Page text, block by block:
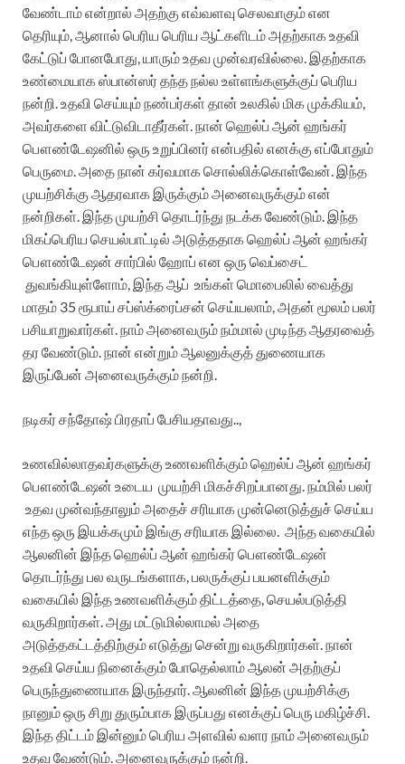
வேண்டாம் என்றால் அதற்கு எவ்வளவு செலவாகும் என
தெரியும், ஆனால் பெரிய பெரிய ஆட்களிடம் அதற்காக உதவி
கேட்டுப் போனபோது, யாரும் உதவ முன்வரவில்லை. இதற்காக
உண்மையாக ஸ்பான்ஸர் தந்த நல்ல உள்ளங்களுக்குப் பெரிய
நன்றி. உதவி செய்யும் நண்பர்கள் தான் உலகில் மிக முக்கியம்,
அவர்களை விட்டுவிடாதீர்கள். நான் ஹெல்ப் ஆன் ஹங்கர்
பௌண்டேஷனில் ஒரு உறுப்பினர் என்பதில் எனக்கு எப்போதும்
பெருமை. அதை நான் கர்வமாக சொல்லிக்கொள்வேன். இந்த
முயற்சிக்கு ஆதரவாக இருக்கும் அனைவருக்கும் என்
நன்றிகள். இந்த முயற்சி தொடர்ந்து நடக்க வேண்டும். இந்த
மிகப்பெரிய செயல்பாட்டில் அடுத்ததாக ஹெல்ப் ஆன் ஹங்கர்
பௌண்டேஷன் சார்பில் ஹோப் என ஒரு வெப்சைட்
துவங்கியுள்ளோம், இந்த ஆப் உங்கள் மொபைலில் வைத்து
மாதம் 35 ரூபாய் சப்ஸ்க்ரைப்சன் செய்யலாம், அதன் மூலம் பலர்
பசியாறுவார்கள். நாம் அனைவரும் நம்மால் முடிந்த ஆதரவைத்
தர வேண்டும். நான் என்றும் ஆலனுக்குத் துணையாக
இருப்பேன் அனைவருக்கும் நன்றி.
நடிகர் சந்தோஷ் பிரதாப் பேசியதாவது..,
உணவில்லாதவர்களுக்கு உணவளிக்கும் ஹெல்ப் ஆன் ஹங்கர்
பௌண்டேஷன் உடைய முயற்சி மிகச்சிறப்பானது. நம்மில் பலர்
உதவ முன்வந்தாலும் அதைச் சரியாக முன்னெடுத்துச் செய்ய
எந்த ஒரு இயக்கமும் இங்கு சரியாக இல்லை. அந்த வகையில்
ஆலனின் இந்த ஹெல்ப் ஆன் ஹங்கர் பௌண்டேஷன்
தொடர்ந்து பல வருடங்களாக, பலருக்குப் பயனளிக்கும்
வகையில் இந்த உணவளிக்கும் திட்டத்தை, செயல்படுத்தி
வருகிறார்கள். அது மட்டுமில்லாமல் அதை
அடுத்தகட்டத்திற்கும் எடுத்து சென்று வருகிறார்கள். நான்
உதவி செய்ய நினைக்கும் போதெல்லாம் ஆலன் அதற்குப்
பெருந்துணையாக இருந்தார். ஆலனின் இந்த முயற்சிக்கு
நானும் ஒரு சிறு துரும்பாக இருப்பது எனக்குப் பெரு மகிழ்ச்சி.
இந்த திட்டம் இன்னும் பெரிய அளவில் வளர நாம் அனைவரும்
உதவ வேண்டும். அனைவருக்கும் நன்றி.